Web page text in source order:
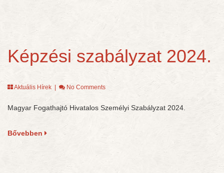
Képzési szabályzat 2024.
Aktuális Hírek No Comments
Magyar Fogathajtó Hivatalos Személyi Szabályzat 2024.
Bővebben